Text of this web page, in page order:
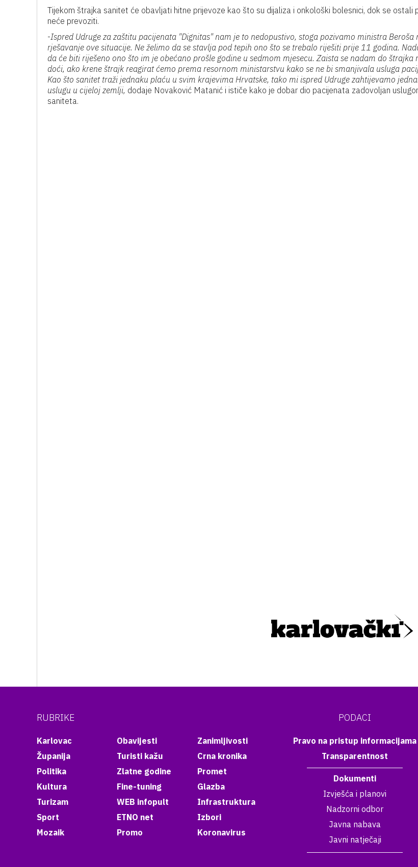
Tijekom štrajka sanitet će obavljati hitne prijevoze kao što su dijaliza i onkološki bolesnici, dok se ostali
neće prevoziti.
-Ispred Udruge za zaštitu pacijenata "Dignitas" nam je to nedopustivo, stoga pozivamo ministra Beroša
rješavanje ove situacije. Ne želimo da se stavlja pod tepih ono što se trebalo riješiti prije 11 godina.
da će biti riješeno ono što im je obećano prošle godine u sedmom mjesecu. Zaista se nadam do štrajka
doći, ako krene štrajk reagirat ćemo prema resornom ministarstvu kako se ne bi smanjivala usluga
Kao što sanitet traži jednaku plaću u svim krajevima Hrvatske, tako mi ispred Udruge zahtijevamo
uslugu u cijeloj zemlji, dodaje Novaković Matanić i ističe kako je dobar dio pacijenata zadovoljan
saniteta.
RUBRIKE
Karlovac
Županija
Politika
Kultura
Turizam
Sport
Mozaik
Obavijesti
Turisti kažu
Zlatne godine
Fine-tuning
WEB infopult
ETNO net
Promo
Zanimljivosti
Crna kronika
Promet
Glazba
Infrastruktura
Izbori
Koronavirus
PODACI
Pravo na pristup informacijama
Transparentnost
Dokumenti
Izvješća i planovi
Nadzorni odbor
Javna nabava
Javni natječaji